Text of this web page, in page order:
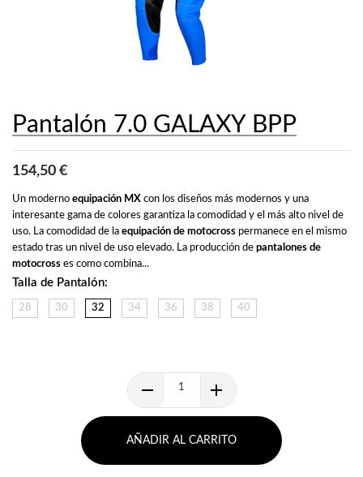
Pantalón 7.0 GALAXY BPP
154,50 €
Un moderno equipación MX con los diseños más modernos y una
interesante gama de colores garantiza la comodidad y el más alto nivel de
uso. La comodidad de la equipación de motocross permanece en el mismo
estado tras un nivel de uso elevado. La producción de pantalones de
motocross es como combina...
Talla de Pantalón:
28 30 32 34 36 38 40
AÑADIR AL CARRITO